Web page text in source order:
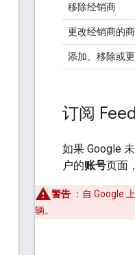
移除经销商
更改经销商的
添加、移除或
订阅
如果 Google
户的账号页面
警告 ：自 Google
辆。